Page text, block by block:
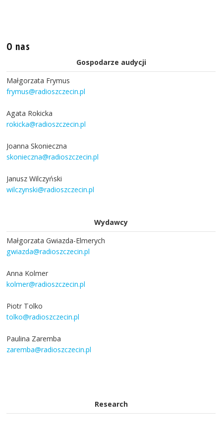
O nas
Gospodarze audycji
Małgorzata Frymus
frymus@radioszczecin.pl
Agata Rokicka
rokicka@radioszczecin.pl
Joanna Skonieczna
skonieczna@radioszczecin.pl
Janusz Wilczyński
wilczynski@radioszczecin.pl
Wydawcy
Małgorzata Gwiazda-Elmerych
gwiazda@radioszczecin.pl
Anna Kolmer
kolmer@radioszczecin.pl
Piotr Tolko
tolko@radioszczecin.pl
Paulina Zaremba
zaremba@radioszczecin.pl
Research